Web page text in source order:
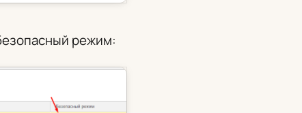
режим: